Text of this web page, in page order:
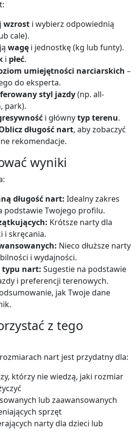
wzrost i wybierz odpowiednią
cale).
wagę i jednostkę (kg lub funty).
i płeć.
umiejętności narciarskich –
do eksperta.
styl jazdy(np. all-
park).
i głównytyp terenu.
długość nart, aby zobaczyć
rekomendacje.
wyniki
długość nart: Idealny zakres
podstawie Twojego profilu.
Krótsze narty dla
i skręcania.
Nieco dłuższe narty
i wydajności.
typu nart: Sugestie na podstawie
i preferencji terenowych.
jak Twoje dane
z tego
nart jest przydatny dla:
którzy nie wiedzą, jaki rozmiar
lub zaawansowanych
sprzęt
narty dla dzieci lub